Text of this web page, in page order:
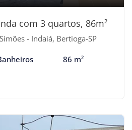
com 3 quartos, 86m²
- Indaiá, Bertioga-SP
86 m²